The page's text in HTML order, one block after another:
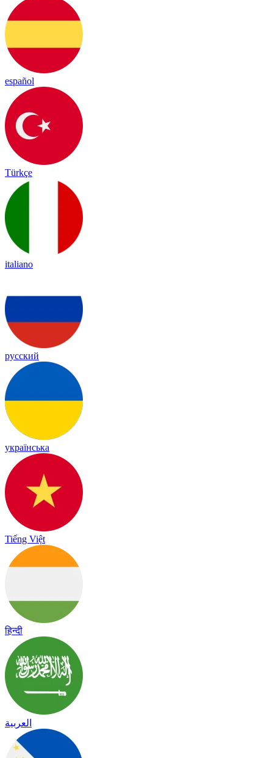
español
Türkçe
italiano
русский
українська
Tiếng Việt
हिन्दी
العربية